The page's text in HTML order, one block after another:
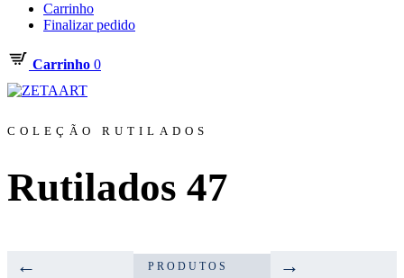
Carrinho
Finalizar pedido
Carrinho 0
COLEÇÃO RUTILADOS
Rutilados 47
← PRODUTOS →